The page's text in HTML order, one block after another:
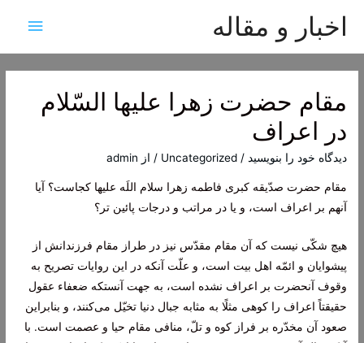
اخبار و مقاله
اصلی
مقام حضرت زهرا عليها السّلام
در اعراف
دیدگاه‌ خود را بنویسید /
Uncategorized / از admin
مقام حضرت صدّيقه كبرى فاطمه زهرا سلام اللَه عليها كجاست؟ آيا
آنهم بر اعراف است، و يا در مراتب و درجات پائين تر؟
هيچ شكّى نيست كه آن مقام مقدّس نيز در طراز مقام فرزندانش از
پيشوايان و ائمّه اهل بيت است، و علّت آنكه در اين روايات تصريح به
وقوف آنحضرت بر اعراف نشده است، به جهت آنستكه ضعفاء عقول
حقيقتاً اعراف را كوهى مثلًا به مثابه جبال دنيا تخيّل مى‌كنند، و بنابراين
صعود آن مخدّره بر فراز كوه و تلّ، منافى مقام حيا و عصمت است. با